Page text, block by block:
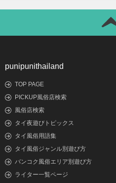
punipunithailand
TOP PAGE
PICKUP風俗店検索
風俗店検索
タイ夜遊びトピックス
タイ風俗用語集
タイ風俗ジャンル別遊び方
バンコク風俗エリア別遊び方
ライター一覧ページ